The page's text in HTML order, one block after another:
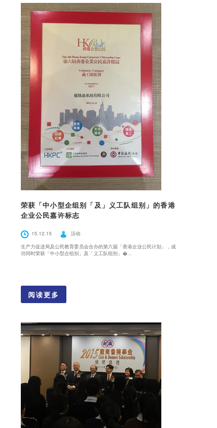
荣获「中小型企组别「及」义工队组别」的香港
企业公民嘉许标志
15.12.15
活动
生产力促进局及公民教育委员会合办的第六届「香港企业公民计划」，成
功同时荣获「中小型企组别」及「义工队组别」�...
阅读更多